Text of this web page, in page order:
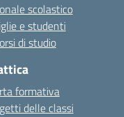
scolastico
e studenti
di studio
formativa
delle classi